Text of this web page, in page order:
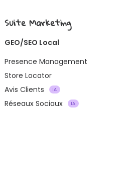
Suite Marketing
GEO/SEO Local
Presence Management
Store Locator
Avis Clients
IA
Réseaux Sociaux IA